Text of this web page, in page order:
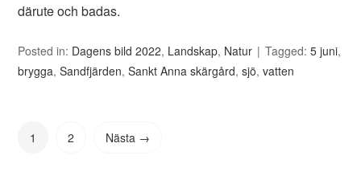
därute och badas.
Posted in: Dagens bild 2022, Landskap, Natur Tagged:5 juni,
brygga,Sandfjärden,Sankt Anna skärgård,sjö,vatten
1 2 Nästa →